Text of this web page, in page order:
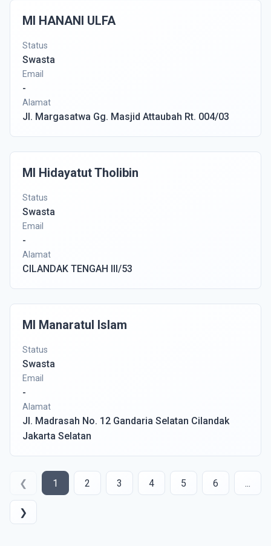
MI HANANI ULFA
Status
Swasta
Email
-
Alamat
Jl. Margasatwa Gg. Masjid Attaubah Rt. 004/03
MI Hidayatut Tholibin
Status
Swasta
Email
-
Alamat
CILANDAK TENGAH III/53
MI Manaratul Islam
Status
Swasta
Email
-
Alamat
Jl. Madrasah No. 12 Gandaria Selatan Cilandak
Jakarta Selatan
❮ 1 2 3 4 5 6 ...
❯